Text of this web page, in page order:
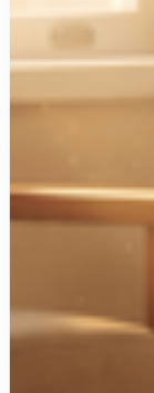
Qui suis-je ?